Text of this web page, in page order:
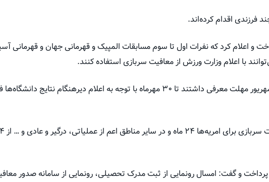
و اعلام کرد که نفرات اول تا سوم مسابقات المپیک و قهرمانی جهان و قهرمانی
با اعلام وزارت ورزش از معافیت سربازی استفاده کنند.
وی افزود: تمام دانش آموزان دیپلمه که تا ۳۱ شهریور مهلت معرفی داشتند تا ۳۰ مهرماه با توجه به اعلام دیرهنگام نتایج
و گفت: امسال رونمایی از ثبت مدرک تحصیلی، رونمایی از سامانه صدور